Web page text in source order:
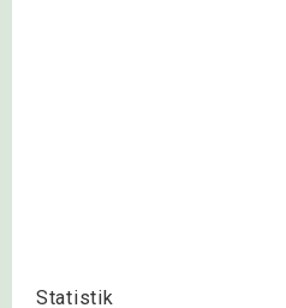
Statistik